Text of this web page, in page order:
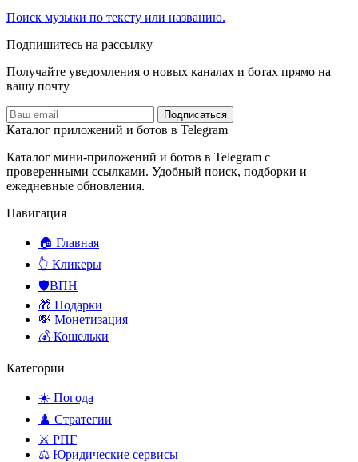
Поиск музыки по тексту или названию.
Подпишитесь на рассылку
Получайте уведомления о новых каналах и ботаx прямо на
вашу почту
Подписаться
Каталог приложений и ботов в Telegram
Каталог мини-приложений и ботов в Telegram с
проверенными ссылками. Удобный поиск, подборки и
ежедневные обновления.
Навигация
🏠 Главная
👆 Кликеры
🛡️ВПН
🎁 Подарки
💸 Монетизация
💰 Кошельки
Категории
☀️ Погода
♟️ Стратегии
⚔️ РПГ
⚖️ Юридические сервисы